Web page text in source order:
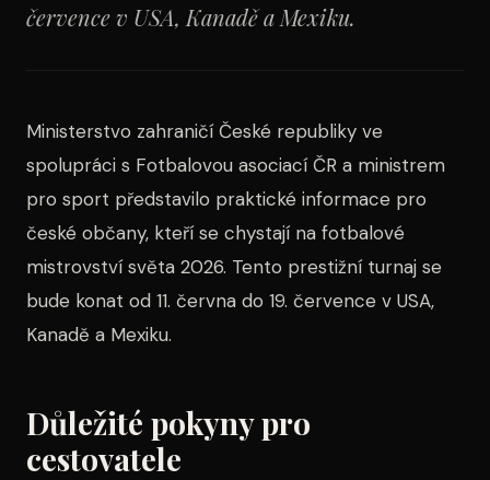
července v USA, Kanadě a Mexiku.
Ministerstvo zahraničí České republiky ve
spolupráci s Fotbalovou asociací ČR a ministrem
pro sport představilo praktické informace pro
české občany, kteří se chystají na fotbalové
mistrovství světa 2026. Tento prestižní turnaj se
bude konat od 11. června do 19. července v USA,
Kanadě a Mexiku.
Důležité pokyny pro
cestovatele